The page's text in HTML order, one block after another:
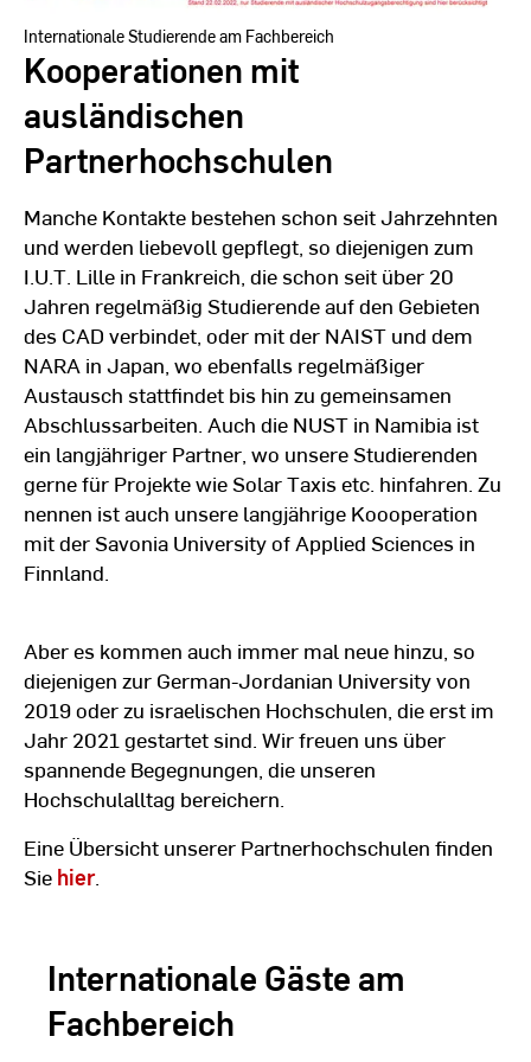
Internationale Studierende am Fachbereich
Kooperationen mit
ausländischen
Partnerhochschulen
Manche Kontakte bestehen schon seit Jahrzehnten
und werden liebevoll gepflegt, so diejenigen zum
I.U.T. Lille in Frankreich, die schon seit über 20
Jahren regelmäßig Studierende auf den Gebieten
des CAD verbindet, oder mit der NAIST und dem
NARA in Japan, wo ebenfalls regelmäßiger
Austausch stattfindet bis hin zu gemeinsamen
Abschlussarbeiten. Auch die NUST in Namibia ist
ein langjähriger Partner, wo unsere Studierenden
gerne für Projekte wie Solar Taxis etc. hinfahren. Zu
nennen ist auch unsere langjährige Koooperation
mit der Savonia University of Applied Sciences in
Finnland.
Aber es kommen auch immer mal neue hinzu, so
diejenigen zur German-Jordanian University von
2019 oder zu israelischen Hochschulen, die erst im
Jahr 2021 gestartet sind. Wir freuen uns über
spannende Begegnungen, die unseren
Hochschulalltag bereichern.
Eine Übersicht unserer Partnerhochschulen finden
Sie hier.
Internationale Gäste am
Fachbereich